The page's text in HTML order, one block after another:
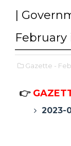
|
February
Gazette -
👉
2023-